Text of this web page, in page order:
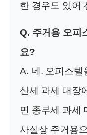
한 경우도 있어
Q. 주거용 오피
요?
A. 네. 오피스텔
산세 과세 대장
면 종부세 과세
사실상 주거용